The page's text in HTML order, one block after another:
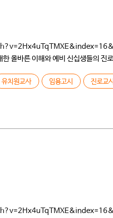
바른 이해와 예비 신십생들의 진로
유치원교사 임용고시 진로교